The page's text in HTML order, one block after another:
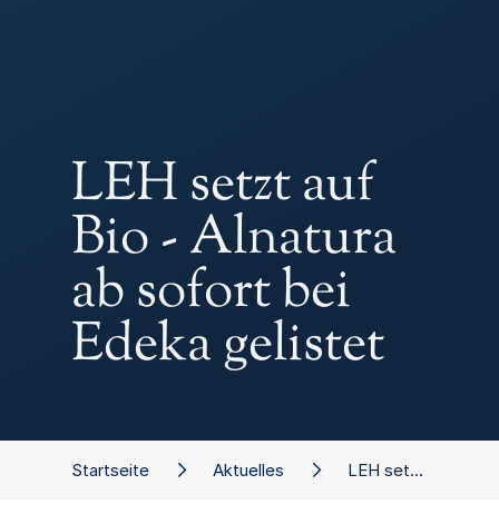
Startseite Aktuelles LEH setzt auf Bio - Alnatura ab sofort bei Edeka gelistet
LEH setzt auf
Bio - Alnatura
ab sofort bei
Edeka gelistet